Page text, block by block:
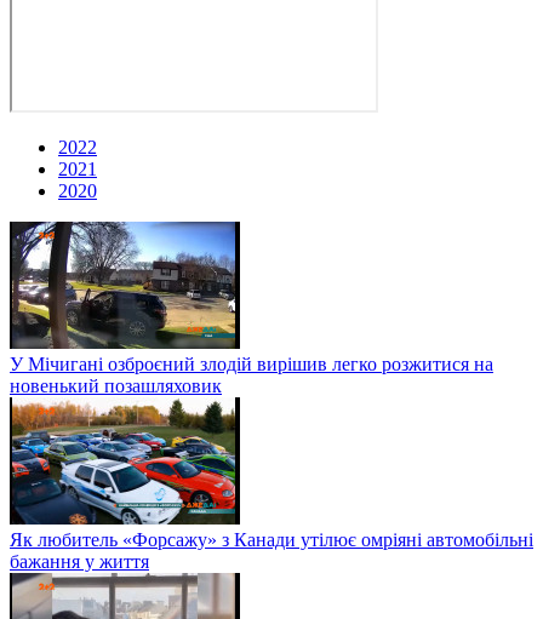
2022
2021
2020
У Мічигані озброєний злодій вирішив легко розжитися на
новенький позашляховик
Як любитель «Форсажу» з Канади утілює омріяні автомобільні
бажання у життя